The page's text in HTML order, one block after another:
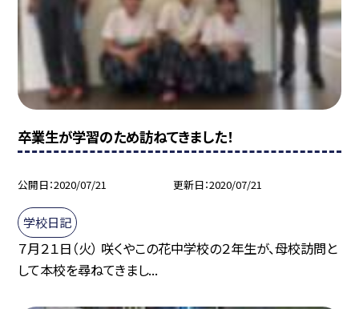
卒業生が学習のため訪ねてきました！
公開日 2020/07/21 更新日 2020/07/21
学校日記
７月２１日（火） 咲くやこの花中学校の２年生が、母校訪問と
して本校を尋ねてきまし...